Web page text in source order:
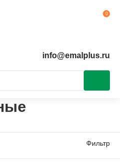
info@emalplus.ru
Фильтр